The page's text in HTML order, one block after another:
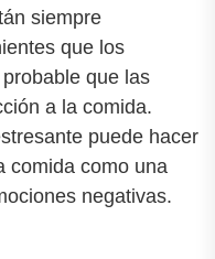
siempre
que los
que las
a la comida.
puede hacer
comida como una
negativas.